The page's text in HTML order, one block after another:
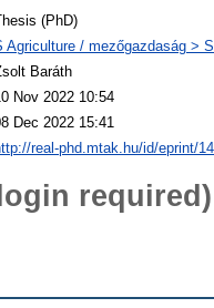
(PhD)
Agriculture / mezőgazdaság >
Baráth
Nov 2022 10:54
Dec 2022 15:41
real-phd.mtak.hu/id/eprint/
required)